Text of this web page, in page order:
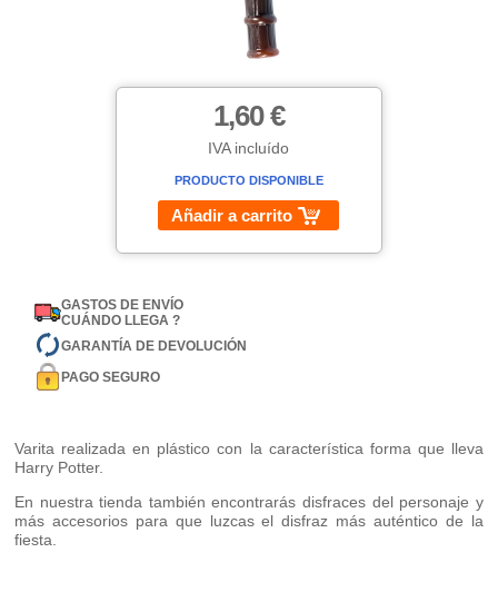
1,60 €
IVA incluído
PRODUCTO DISPONIBLE
Añadir a carrito
GASTOS DE ENVÍO
CUÁNDO LLEGA ?
GARANTÍA DE DEVOLUCIÓN
PAGO SEGURO
Varita realizada en plástico con la característica forma que lleva
Harry Potter.
En nuestra tienda también encontrarás disfraces del personaje y
más accesorios para que luzcas el disfraz más auténtico de la
fiesta.